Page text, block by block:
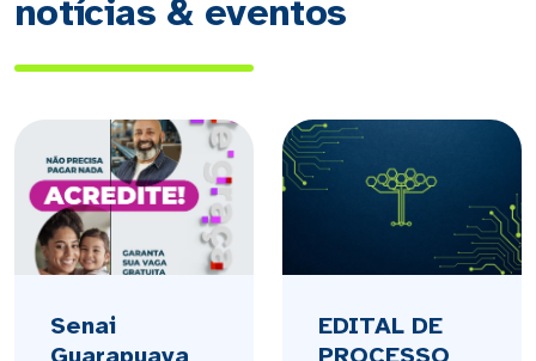
notícias & eventos
Senai
EDITAL DE